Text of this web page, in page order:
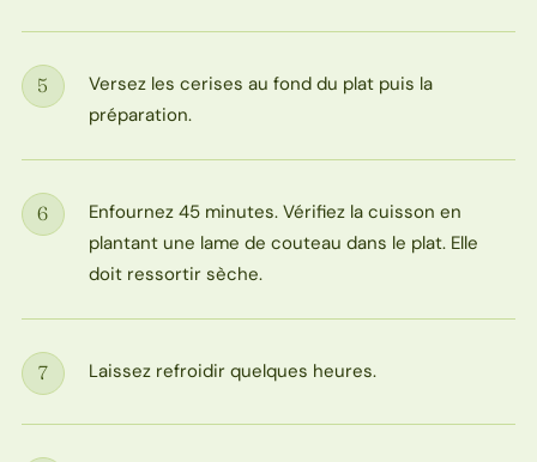
Étape
5
Versez les cerises au fond du plat puis la
préparation.
Étape
6
Enfournez 45 minutes. Vérifiez la cuisson en
plantant une lame de couteau dans le plat. Elle
doit ressortir sèche.
Étape
7 Laissez refroidir quelques heures.